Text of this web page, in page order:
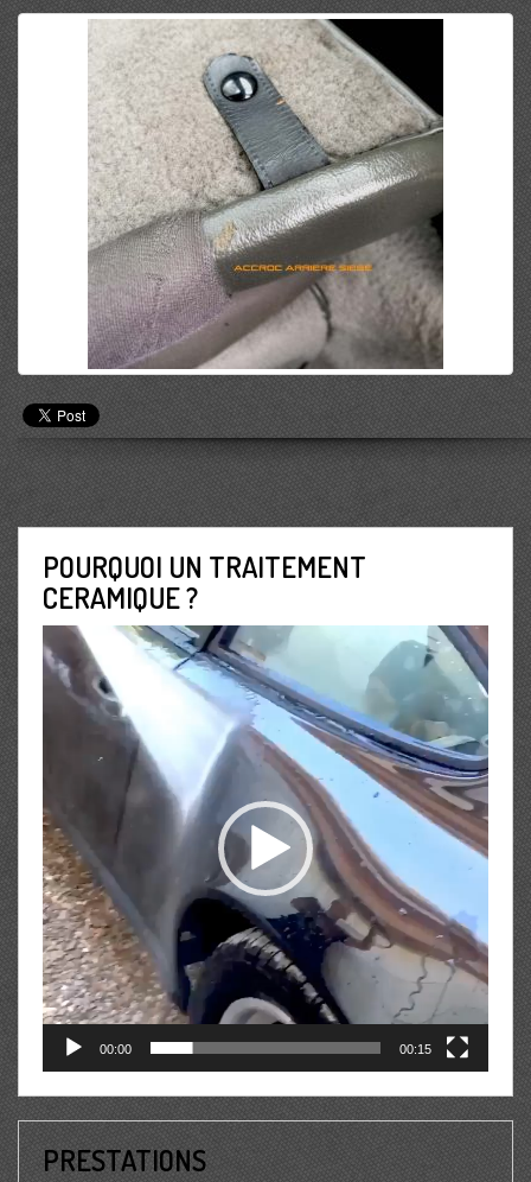
POURQUOI UN TRAITEMENT
CERAMIQUE ?
Lecteur
vidéo
00:00 00:15
PRESTATIONS